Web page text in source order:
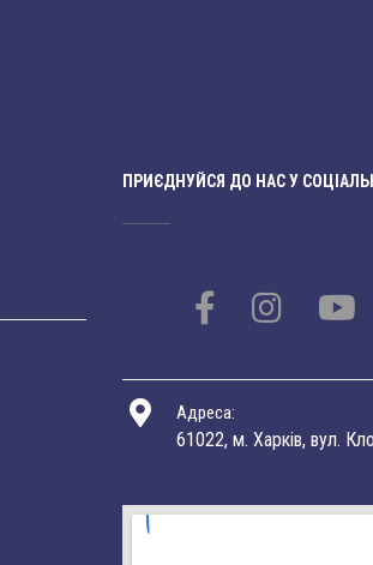
ПРИЄДНУЙСЯ ДО НАС У
Адреса:
61022, м. Харків, вул.